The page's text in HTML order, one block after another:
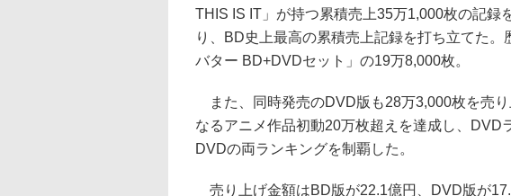
THIS IS IT」が持つ累積売上35万1,000枚の記録
り、BD史上最高の累積売上記録を打ち立てた。
バター BD+DVDセット」の19万8,000枚。
また、同時発売のDVD版も28万3,000枚を売
なるアニメ作品初動20万枚超えを達成し、DVD
DVDの両ランキングを制覇した。
売り上げ金額はBD版が22.1億円、DVD版が